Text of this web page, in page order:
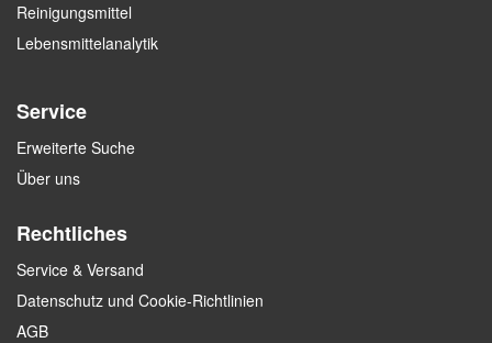
Reinigungsmittel
Lebensmittelanalytik
Service
Erweiterte Suche
Über uns
Rechtliches
Service & Versand
Datenschutz und Cookie-Richtlinien
AGB